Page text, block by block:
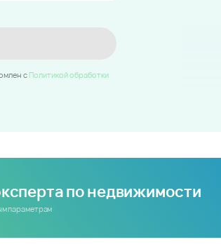
c Политикой обработки
по недвижимости
параметрам